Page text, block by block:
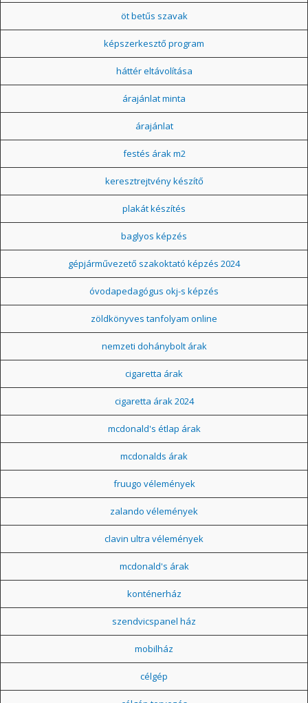
öt betűs szavak
képszerkesztő program
háttér eltávolítása
árajánlat minta
árajánlat
festés árak m2
keresztrejtvény készítő
plakát készítés
baglyos képzés
gépjárművezető szakoktató képzés 2024
óvodapedagógus okj-s képzés
zöldkönyves tanfolyam online
nemzeti dohánybolt árak
cigaretta árak
cigaretta árak 2024
mcdonald's étlap árak
mcdonalds árak
fruugo vélemények
zalando vélemények
clavin ultra vélemények
mcdonald's árak
konténerház
szendvicspanel ház
mobilház
célgép